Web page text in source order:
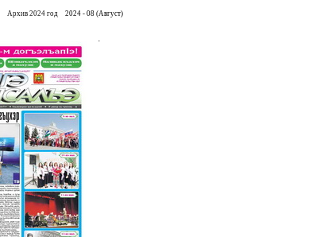
Архив 2024 год 2024 - 08 (Август)